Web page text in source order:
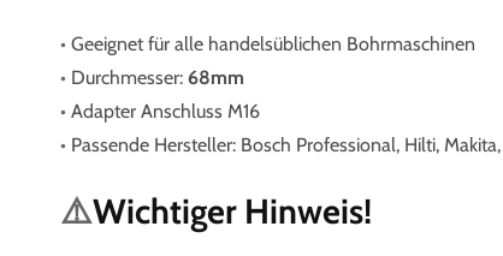
• Geeignet für alle handelsüblichen Bohrmaschinen
• Durchmesser: 68mm
• Adapter Anschluss M16
• Passende Hersteller: Bosch Professional, Hilti,
⚠️Wichtiger Hinweis!